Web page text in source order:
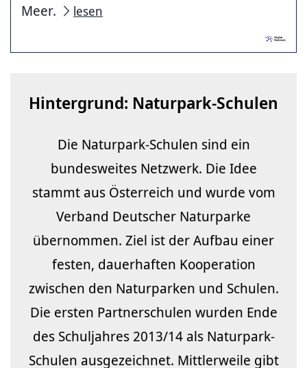
Meer.
lesen
Hintergrund: Naturpark-Schulen
Die Naturpark-Schulen sind ein
bundesweites Netzwerk. Die Idee
stammt aus Österreich und wurde vom
Verband Deutscher Naturparke
übernommen. Ziel ist der Aufbau einer
festen, dauerhaften Kooperation
zwischen den Naturparken und Schulen.
Die ersten Partnerschulen wurden Ende
des Schuljahres 2013/14 als Naturpark-
Schulen ausgezeichnet. Mittlerweile gibt